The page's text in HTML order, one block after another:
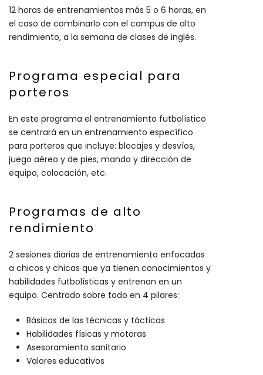
12 horas de entrenamientos más 5 o 6 horas, en
el caso de combinarlo con el campus de alto
rendimiento, a la semana de clases de inglés.
Programa especial para
porteros
En este programa el entrenamiento futbolístico
se centrará en un entrenamiento específico
para porteros que incluye: blocajes y desvíos,
juego aéreo y de pies, mando y dirección de
equipo, colocación, etc.
Programas de alto
rendimiento
2 sesiones diarias de entrenamiento enfocadas
a chicos y chicas que ya tienen conocimientos y
habilidades futbolísticas y entrenan en un
equipo. Centrado sobre todo en 4 pilares:
Básicos de las técnicas y tácticas
Habilidades físicas y motoras
Asesoramiento sanitario
Valores educativos